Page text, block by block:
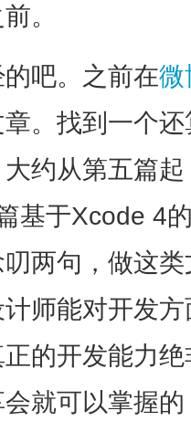
。
吧。之前在微
。找到一个
约从第五篇
基于Xcode 4
两句，做这
师能对开发
的开发能力
会就可以掌握